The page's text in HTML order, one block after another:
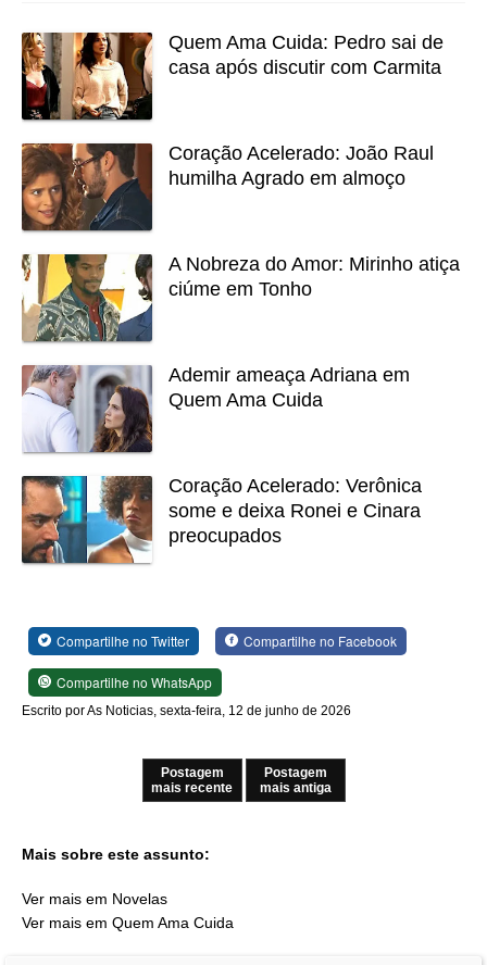
Quem Ama Cuida: Pedro sai de
casa após discutir com Carmita
Coração Acelerado: João Raul
humilha Agrado em almoço
A Nobreza do Amor: Mirinho atiça
ciúme em Tonho
Ademir ameaça Adriana em
Quem Ama Cuida
Coração Acelerado: Verônica
some e deixa Ronei e Cinara
preocupados
Compartilhe no Twitter Compartilhe no Facebook
Compartilhe no WhatsApp
Escrito por As Noticias, sexta-feira, 12 de junho de 2026
Postagem
mais recente
Postagem
mais antiga
Mais sobre este assunto:
Ver mais em Novelas
Ver mais em Quem Ama Cuida